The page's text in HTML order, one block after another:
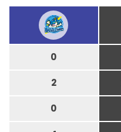
0
2
0